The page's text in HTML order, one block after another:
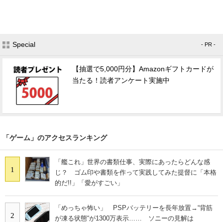
Special - PR -
【抽選で5,000円分】Amazonギフトカードが
当たる！読者アンケート実施中
「ゲーム」のアクセスランキング
1
「艦これ」世界の書類仕事、実際にあったらどんな感
じ？ ゴム印や書類を作って実践してみた提督に「本格
的だ!!」「愛がすごい」
2
「めっちゃ怖い」 PSPバッテリーを長年放置→“背筋
が凍る状態“が1300万表示…… ソニーの見解は